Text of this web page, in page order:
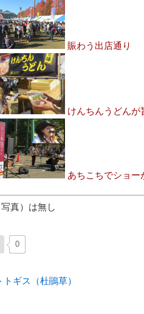
賑わう出店通り
けんちんうどんが
あちこちでショー
真）は無し
0
トギス（杜鵑草）